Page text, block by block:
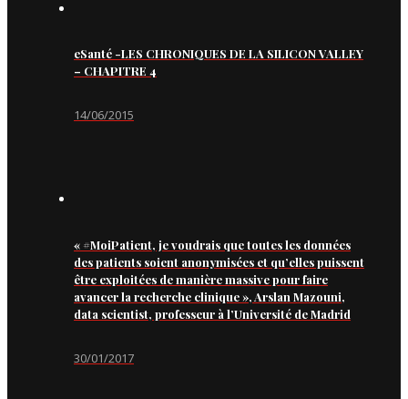
eSanté -LES CHRONIQUES DE LA SILICON VALLEY
– CHAPITRE 4
14/06/2015
« #MoiPatient, je voudrais que toutes les données
des patients soient anonymisées et qu’elles puissent
être exploitées de manière massive pour faire
avancer la recherche clinique », Arslan Mazouni,
data scientist, professeur à l’Université de Madrid
30/01/2017